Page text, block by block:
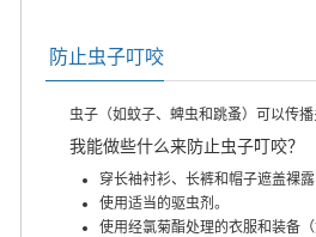
防止虫子叮咬
虫子（如蚊子、蜱虫和跳蚤）可以传
我能做些什么来防止虫子叮咬？
穿长袖衬衫、长裤和帽子遮盖裸露
使用适当的驱虫剂。
使用经氯菊酯处理的衣服和装备